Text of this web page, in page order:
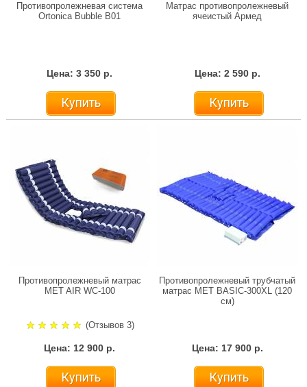
Противопролежневая система
Ortonica Bubble B01
Цена: 3 350 р.
Купить
Матрас противопролежневый
ячеистый Армед
Цена: 2 590 р.
Купить
Противопролежневый матрас
MET AIR WC-100
(Отзывов 3)
Цена: 12 900 р.
Купить
Противопролежневый трубчатый
матрас MET BASIC-300XL (120
см)
Цена: 17 900 р.
Купить